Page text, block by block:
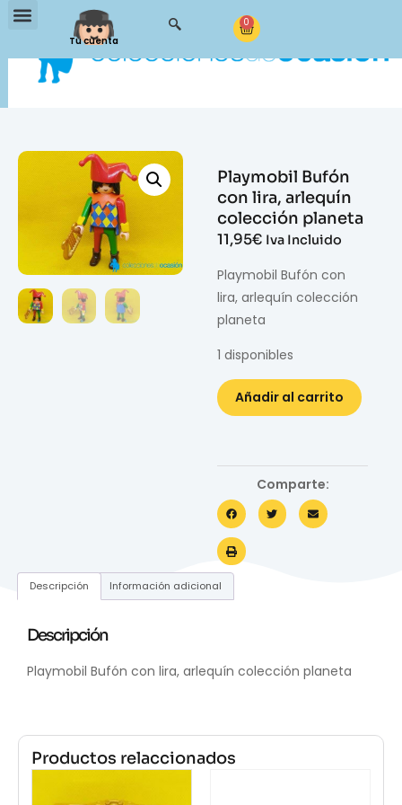
Tu cuenta
0
Playmobil Bufón
con lira, arlequín
colección planeta
11,95€ Iva Incluido
Playmobil Bufón con
lira, arlequín colección
planeta
1 disponibles
Añadir al carrito
Comparte:
Descripción Información adicional
Descripción
Playmobil Bufón con lira, arlequín colección planeta
Productos relaccionados